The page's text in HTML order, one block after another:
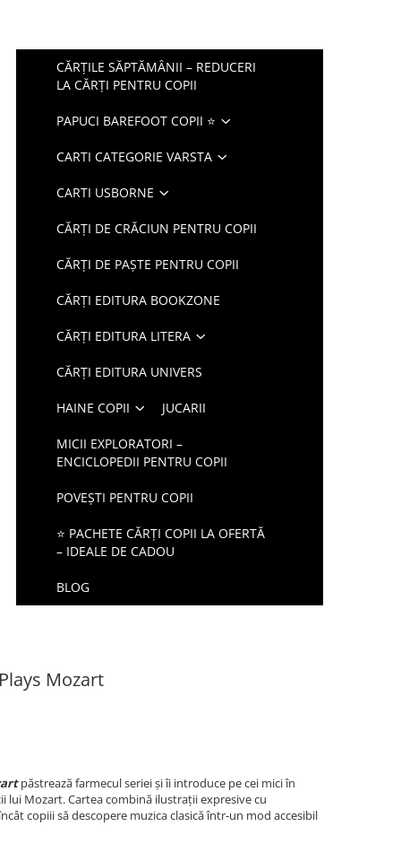
CĂRȚILE SĂPTĂMÂNII – REDUCERI
LA CĂRȚI PENTRU COPII
PAPUCI BAREFOOT COPII ⭐
CARTI CATEGORIE VARSTA
CARTI USBORNE
CĂRȚI DE CRĂCIUN PENTRU COPII
CĂRȚI DE PAȘTE PENTRU COPII
CĂRȚI EDITURA BOOKZONE
CĂRȚI EDITURA LITERA
CĂRȚI EDITURA UNIVERS
HAINE COPII JUCARII
MICII EXPLORATORI –
ENCICLOPEDII PENTRU COPII
POVEȘTI PENTRU COPII
⭐ PACHETE CĂRȚI COPII LA OFERTĂ
– IDEALE DE CADOU
BLOG
Mozart
păstrează farmecul seriei și îi introduce pe cei mici în
lui Mozart. Cartea combină ilustrații expresive cu
copiii să descopere muzica clasică într‑un mod accesibil